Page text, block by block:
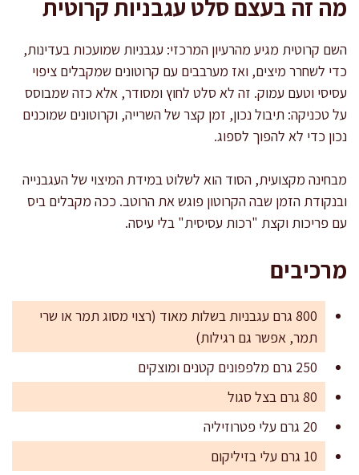
מה זה בעצם סלט עגבניות קרוטית
השם קרוטית מגיע מהרעיון המרכזי: עגבניות שמועכות בעדינות,
כדי לשחרר מיצים, ואז מערבבים עם קרוטונים שמקבלים ציפוי
עסיסי וטעם עמוק. זה לא סלט לחוץ ומסודר, אלא כזה שמבוסס
על טכניקה: תיבול נכון, זמן קצר של השרייה, וקרוטונים שמוכנים
נכון כדי לא להפוך לספוג.
מבחינה מקצועית, הסוד הוא לשלוט במידת המיצוי של העגבנייה
ובנקודת הזמן שבה הקרוטון פוגש את הרוטב. ככה מקבלים ביס
עם פריכות וקצת "רכות עסיסית" בלי עיסה.
מרכיבים
800 גרם עגבניות בשלות מאוד (רצוי מסוג תמר או שרי
תמר, אפשר גם רגילות)
250 גרם מלפפונים קטנים ומוצקים
80 גרם בצל סגול
20 גרם עלי פטרוזיליה
10 גרם עלי בזיליקום